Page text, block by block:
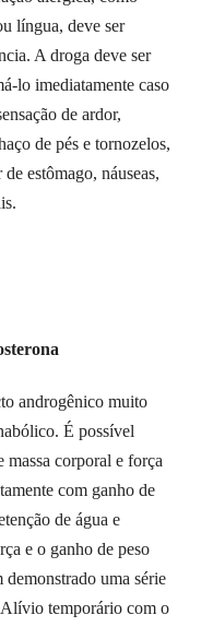
língua, deve ser
A droga deve ser
lo imediatamente caso
de ardor,
de pés e tornozelos,
estômago, náuseas,
androgênico muito
É possível
massa corporal e força
com ganho de
de água e
e o ganho de peso
uma série
temporário com o